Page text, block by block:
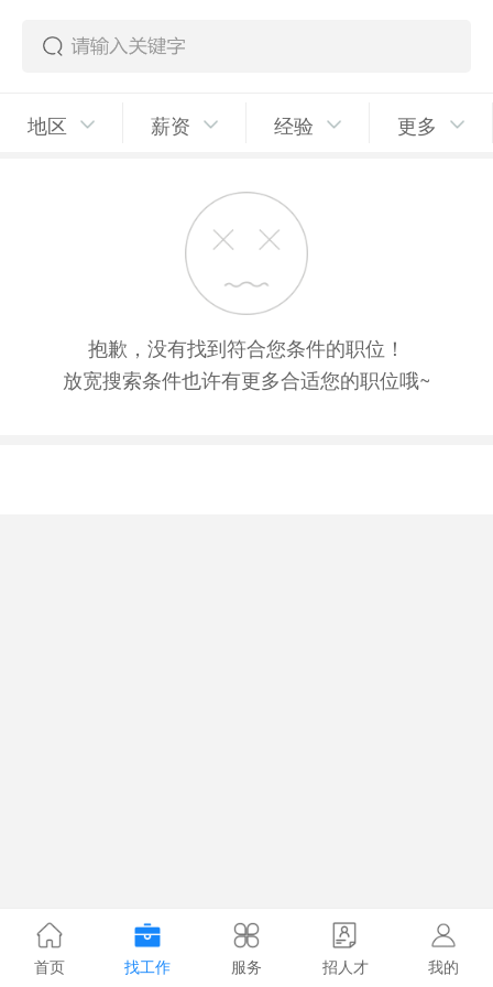
地区 薪资 经验 更多
抱歉，没有找到符合您条件的职位！
放宽搜索条件也许有更多合适您的职位哦~
首页 找工作 服务 招人才 我的